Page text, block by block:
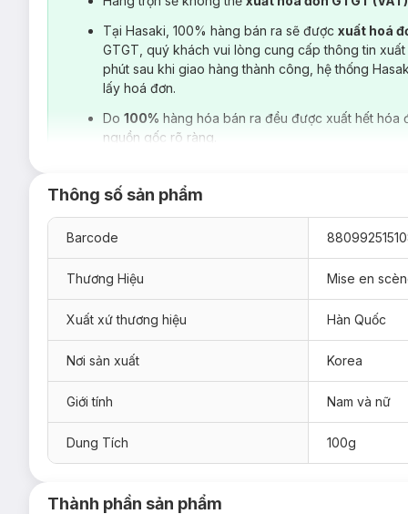
Lọ phát triển màu 60g
Tại Hasaki, 100% hàng bán ra sẽ được xuất hoá
GTGT, quý khách vui lòng cung cấp thông tin
phút sau khi giao hàng thành công, hệ thống
lấy hoá đơn.
Do 100% hàng hóa bán ra đều được xuất hết hóa
nguồn gốc rõ ràng.
Thông số sản phẩm
Barcode
Thương Hiệu Mise en
Xuất xứ thương hiệu Hàn Quốc
Nơi sản xuất Korea
Giới tính Nam và nữ
Dung Tích 100g
Thành phần sản phẩm